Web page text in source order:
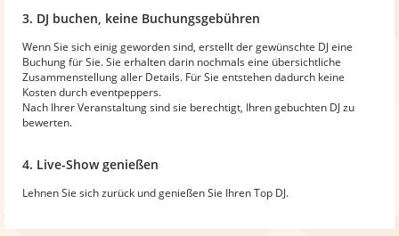
3. DJ buchen, keine Buchungsgebühren
Wenn Sie sich einig geworden sind, erstellt der gewünschte DJ eine
Buchung für Sie. Sie erhalten darin nochmals eine übersichtliche
Zusammenstellung aller Details. Für Sie entstehen dadurch keine
Kosten durch eventpeppers.
Nach Ihrer Veranstaltung sind sie berechtigt, Ihren gebuchten DJ zu
bewerten.
4. Live-Show genießen
Lehnen Sie sich zurück und genießen Sie Ihren Top DJ.